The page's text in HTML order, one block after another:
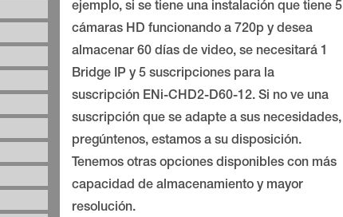
ejemplo, si se tiene una instalación que tiene 5
cámaras HD funcionando a 720p y desea
almacenar 60 días de video, se necesitará 1
Bridge IP y 5 suscripciones para la
suscripción ENi-CHD2-D60-12. Si no ve una
suscripción que se adapte a sus necesidades,
pregúntenos, estamos a su disposición.
Tenemos otras opciones disponibles con más
capacidad de almacenamiento y mayor
resolución.